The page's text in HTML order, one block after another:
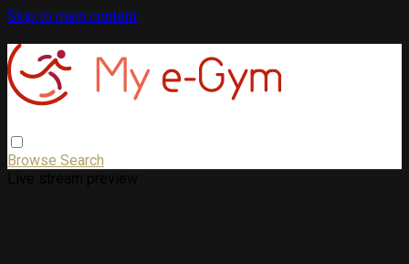
Skip to main content
Browse Search